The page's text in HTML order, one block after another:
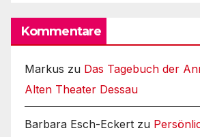
Kommentare
Markus zu Das Tagebuch der
Alten Theater Dessau
Barbara Esch-Eckert zu